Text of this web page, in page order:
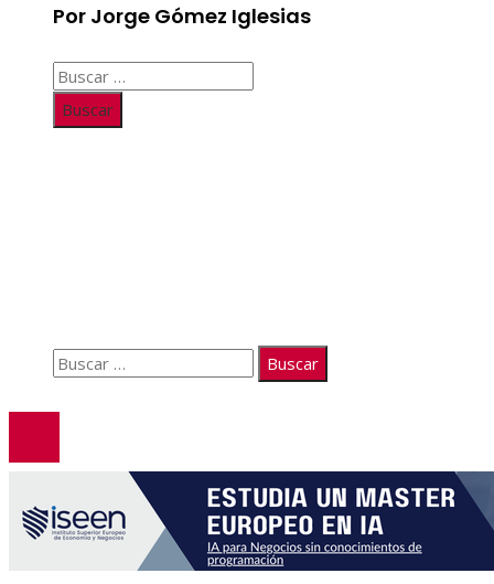
Por Jorge Gómez Iglesias
Buscar:
Buscar: